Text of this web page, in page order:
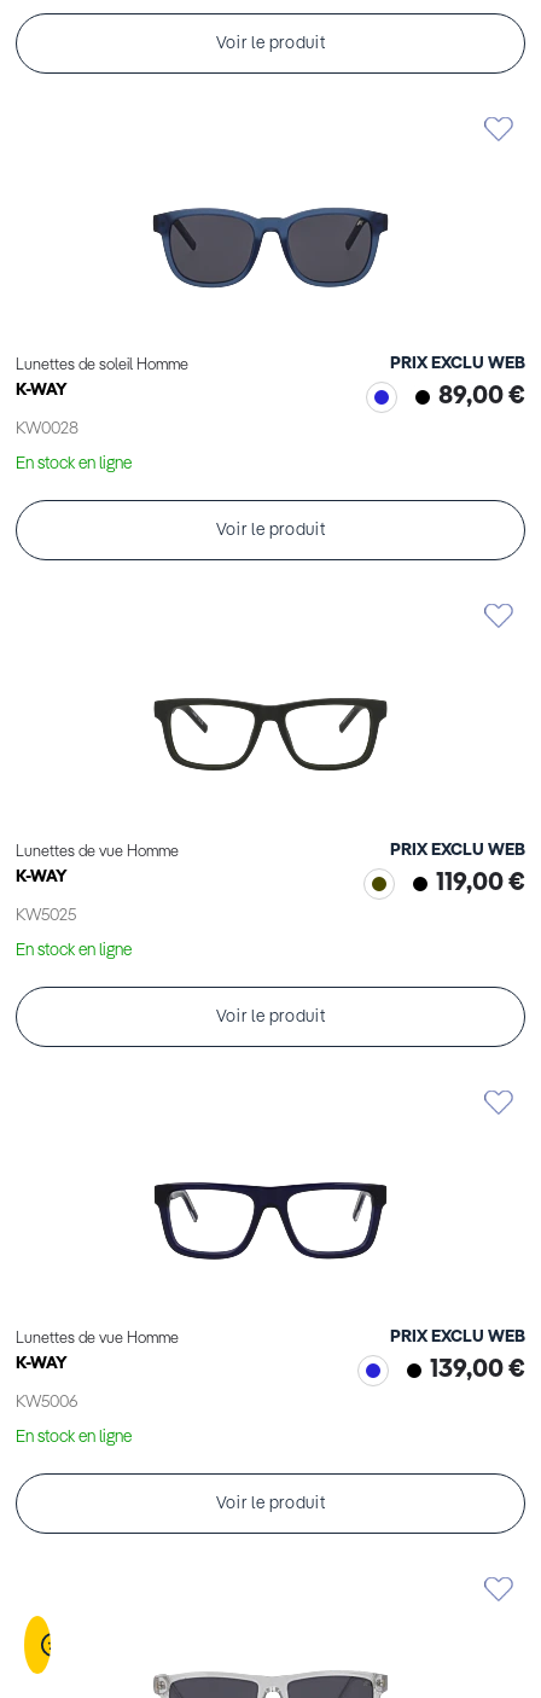
Voir le produit
Lunettes de soleil Homme
K-WAY
KW0028
PRIX EXCLU WEB
89,00 €
En stock en ligne
Voir le produit
Lunettes de vue Homme
K-WAY
KW5025
PRIX EXCLU WEB
119,00 €
En stock en ligne
Voir le produit
Lunettes de vue Homme
K-WAY
KW5006
PRIX EXCLU WEB
139,00 €
En stock en ligne
Voir le produit